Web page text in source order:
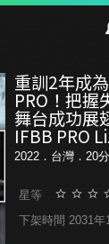
重訓2年成
PRO！把握
舞台成功展
IFBB PRO
2022．台灣．20
星等
下架時間 2031年